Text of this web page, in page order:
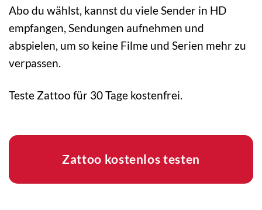
Abo du wählst, kannst du viele Sender in HD
empfangen, Sendungen aufnehmen und
abspielen, um so keine Filme und Serien mehr zu
verpassen.
Teste Zattoo für 30 Tage kostenfrei.
Zattoo kostenlos testen